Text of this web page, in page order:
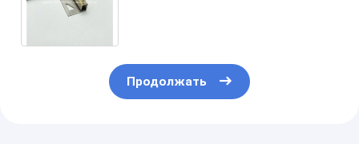
Продолжать